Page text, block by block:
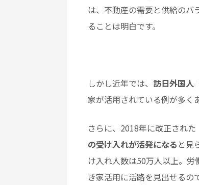
は、不動産の需要と供給のバ
ることは明白です。
しかし近年では、 訪日外国人
家が活用されている例が多く
さらに、2018年に改正され
の受け入れが活発になる と見
け入れ人数は50万人以上。
き家活用に活路を見出せるの